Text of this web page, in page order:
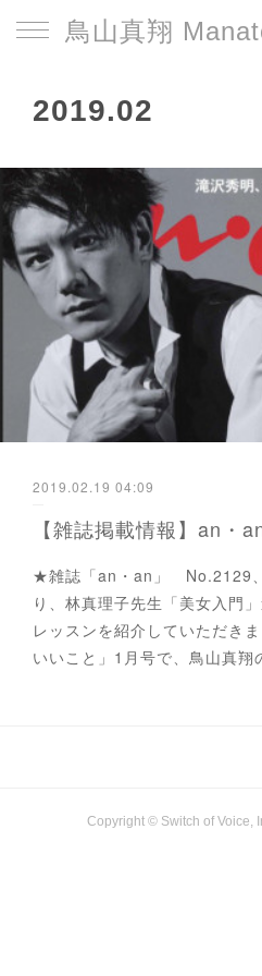
2019.02
2019.02.19 04:09
★雑誌「an・an」 No.2129
り、林真理子先生「美女入門
レッスンを紹介していただき
いいこと」1月号で、鳥山真
Copyright © Switch of Voice,